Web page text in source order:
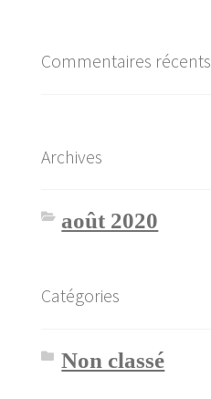
Commentaires récents
Archives
août 2020
Catégories
Non classé